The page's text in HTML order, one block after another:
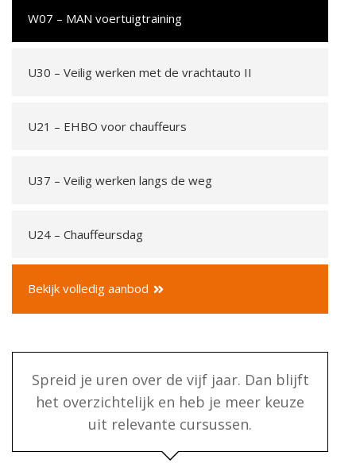
W07 – MAN voertuigtraining
U30 – Veilig werken met de vrachtauto II
U21 – EHBO voor chauffeurs
U37 – Veilig werken langs de weg
U24 – Chauffeursdag
Bekijk volledig aanbod
Spreid je uren over de vijf jaar. Dan blijft
het overzichtelijk en heb je meer keuze
uit relevante cursussen.